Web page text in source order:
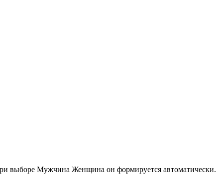
выборе Мужчина Женщина он формируется автоматически.